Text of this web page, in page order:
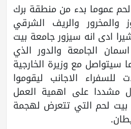
لحم عموما بدء من منطقة برك
والمخرور والريف الشرقي
ادى انه سيزور جامعة بيت
الجامعة والدور الذي
سيتواصل مع وزيرة الخارجية
الاجانب ليقوموا
مشددا على اهمية العمل
بيت لحم التي تتعرض لهجمة